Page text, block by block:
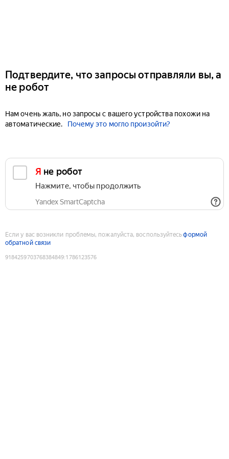
Подтвердите, что запросы отправляли вы, а
не робот
Нам очень жаль, но запросы с вашего устройства похожи на
автоматические.
Почему это могло произойти?
Я не робот
Нажмите, чтобы продолжить
Yandex SmartCaptcha
Если у вас возникли проблемы, пожалуйста, воспользуйтесьформой
обратной связи
9184259703768384849:1786123576